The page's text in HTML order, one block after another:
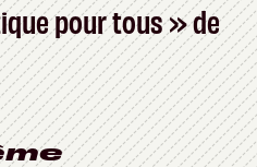
pour tous » de